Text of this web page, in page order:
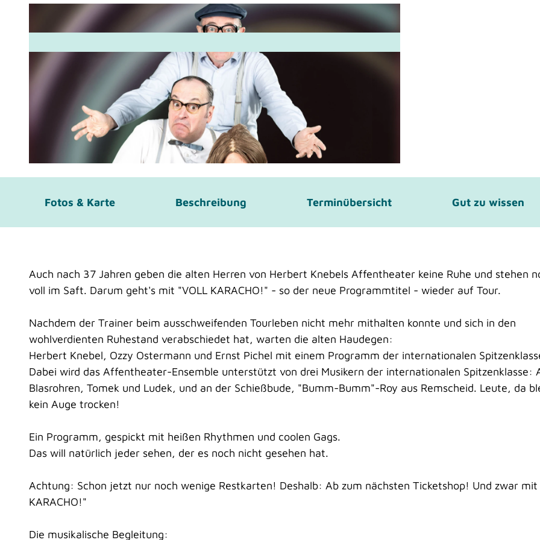
Fotos & Karte Beschreibung Terminübersicht Gut zu wissen
Auch nach 37 Jahren geben die alten Herren von Herbert Knebels Affentheater keine Ruhe und stehen
voll im Saft. Darum geht's mit "VOLL KARACHO!" - so der neue Programmtitel - wieder auf Tour.
Nachdem der Trainer beim ausschweifenden Tourleben nicht mehr mithalten konnte und sich in den
wohlverdienten Ruhestand verabschiedet hat, warten die alten Haudegen:
Herbert Knebel, Ozzy Ostermann und Ernst Pichel mit einem Programm der internationalen
Dabei wird das Affentheater-Ensemble unterstützt von drei Musikern der internationalen Spitzenklasse:
Blasrohren, Tomek und Ludek, und an der Schießbude, "Bumm-Bumm"-Roy aus Remscheid. Leute, da
kein Auge trocken!
Ein Programm, gespickt mit heißen Rhythmen und coolen Gags.
Das will natürlich jeder sehen, der es noch nicht gesehen hat.
Achtung: Schon jetzt nur noch wenige Restkarten! Deshalb: Ab zum nächsten Ticketshop! Und zwar mit
KARACHO!"
Die musikalische Begleitung: